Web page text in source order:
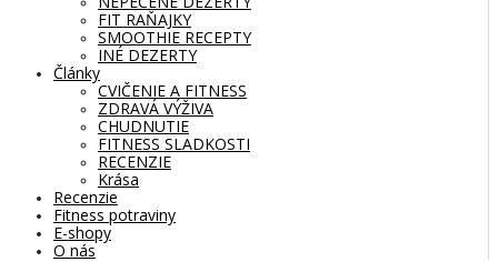
FIT RAŇAJKY
SMOOTHIE RECEPTY
INÉ DEZERTY
Články
CVIČENIE A FITNESS
ZDRAVÁ VÝŽIVA
CHUDNUTIE
FITNESS SLADKOSTI
RECENZIE
Krása
Recenzie
Fitness potraviny
E-shopy
O nás